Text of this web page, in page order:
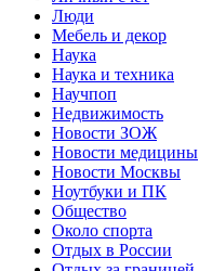
Люди
Мебель и декор
Наука
Наука и техника
Научпоп
Недвижимость
Новости ЗОЖ
Новости медицины
Новости Москвы
Ноутбуки и ПК
Общество
Около спорта
Отдых в России